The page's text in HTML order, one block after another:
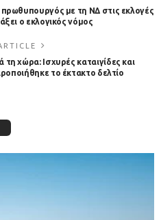
με τη ΝΔ στις εκλογές
ο εκλογικός νόμος
χώρα: Ισχυρές καταιγίδες και
το έκτακτο δελτίο